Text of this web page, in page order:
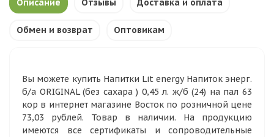
Описание Отзывы Доставка и оплата
Обмен и возврат Оптовикам
Вы можете купить Напитки Lit energy Напиток энерг.
б/а ORIGINAL (без сахара ) 0,45 л. ж/б (24) на пал 63
кор в интернет магазине Восток по розничной цене
73,03 рублей. Товар в наличии. На продукцию
имеются все сертификаты и сопроводительные